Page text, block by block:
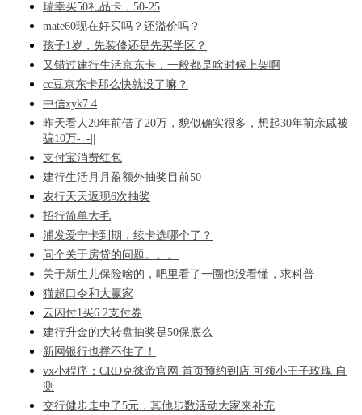
瑞幸买50礼品卡，50-25
mate60现在好买吗？还溢价吗？
孩子1岁，先装修还是先买学区？
又错过建行生活京东卡，一般都是啥时候上架啊
cc豆京东卡那么快就没了嘛？
中信xyk7.4
昨天看人20年前借了20万，貌似确实很多，想起30年前亲戚被
骗10万-_-||
支付宝消费红包
建行生活月月盈额外抽奖目前50
农行天天返现6次抽奖
招行简单大毛
浦发爱宁卡到期，续卡选哪个了？
问个关于房贷的问题。。。
关于新生儿保险啥的，吧里看了一圈也没看懂，求科普
猫超口令和大赢家
云闪付1买6.2支付券
建行升金的大转盘抽奖是50保底么
新网银行也撑不住了！
vx小程序：CRD克徕帝官网 首页预约到店 可领小王子玫瑰 自
测
交行健步走中了5元，其他步数活动大家来补充